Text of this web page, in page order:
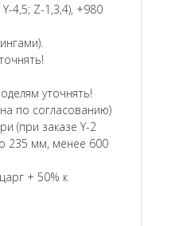
4,5; Z-1,3,4), +980
уточнять!
по согласованию)
(при заказе Y-2
235 мм, менее 600
+ 50% к